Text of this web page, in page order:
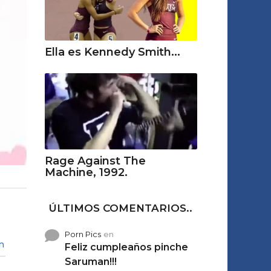
Ella es Kennedy Smith...
Rage Against The
Machine, 1992.
ÚLTIMOS COMENTARIOS..
Porn Picsen
Feliz cumpleaños pinche
Saruman!!!